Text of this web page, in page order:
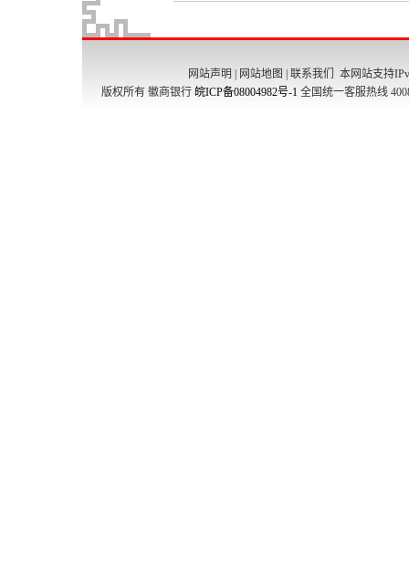
网站声明 网站地图 联系我们
本网站支持
版权所有 徽商银行 皖ICP备08004982号-1 全国统一客服热线